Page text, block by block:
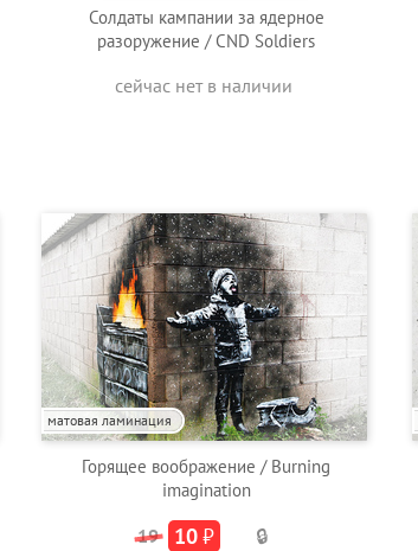
Солдаты кампании за ядерное
разоружение / CND Soldiers
сейчас нет в наличии
матовая ламинация
Горящее воображение / Burning
imagination
19 10₽ 🔒